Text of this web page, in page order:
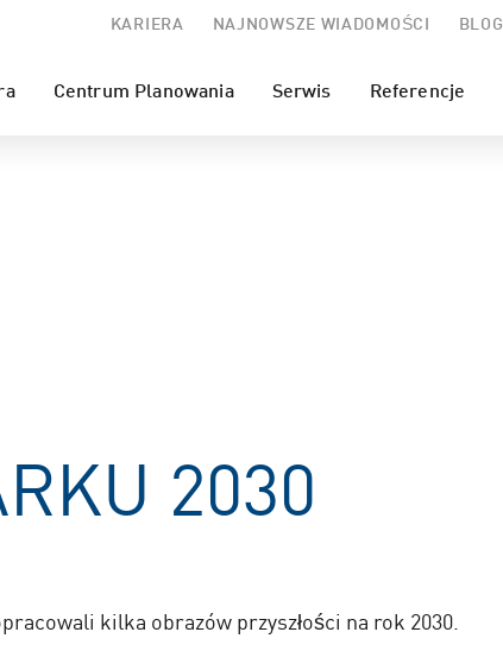
KARIERA NAJNOWSZE WIADOMOŚCI BLOG
Centrum Planowania Serwis Referencje
2030
kilka obrazów przyszłości na rok 2030.